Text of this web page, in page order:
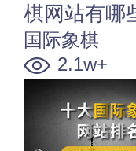
棋网站有哪
国际象棋
2.1w+